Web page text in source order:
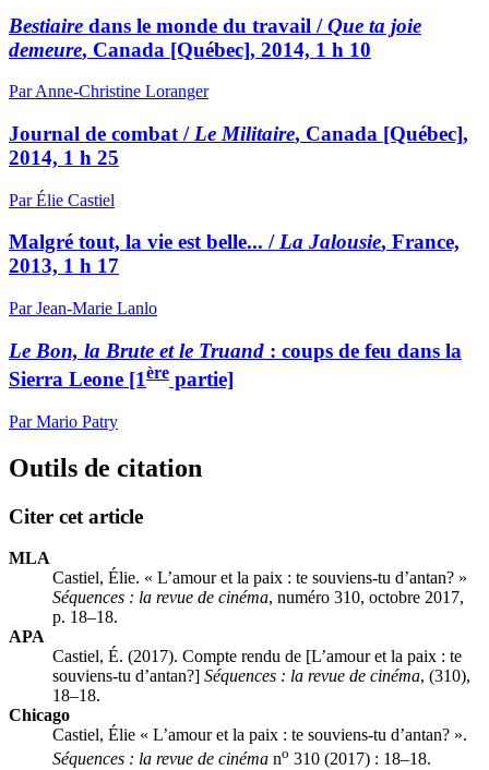
Bestiaire dans le monde du travail /Que ta joie
demeure, Canada [Québec], 2014, 1 h 10
Par Anne-Christine Loranger
Journal de combat / Le Militaire, Canada [Québec],
2014, 1 h 25
Par Élie Castiel
Malgré tout, la vie est belle... /La Jalousie, France,
2013, 1 h 17
Par Jean-Marie Lanlo
Le Bon, la Brute et le Truand : coups de feu dans la
Sierra Leone [1ère partie]
Par Mario Patry
Outils de citation
Citer cet article
MLA
Castiel, Élie. « L’amour et la paix : te souviens-tu d’antan? »
Séquences : la revue de cinéma, numéro 310, octobre 2017,
p. 18–18.
APA
Castiel, É. (2017). Compte rendu de [L’amour et la paix : te
souviens-tu d’antan?] Séquences : la revue de cinéma, (310),
18–18.
Chicago
Castiel, Élie « L’amour et la paix : te souviens-tu d’antan? ».
Séquences : la revue de cinéma no 310 (2017) : 18–18.